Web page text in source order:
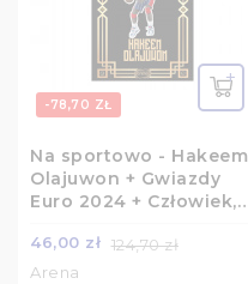
-78,70 ZŁ
Na sportowo - Hakeem
Olajuwon + Gwiazdy
Euro 2024 + Człowiek,
46,00 zł 124,70 zł
Arena